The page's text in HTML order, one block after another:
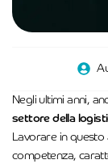
Negli ultimi anni,
settore della
Lavorare in
competenza,